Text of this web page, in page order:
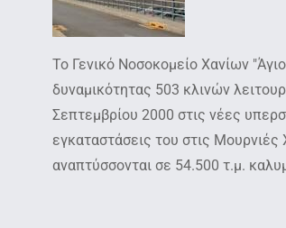
Το Γενικό Νοσοκομείο Χανίων
δυναμικότητας 503 κλινών
Σεπτεμβρίου 2000 στις νέες
εγκαταστάσεις του στις Μουρνιές
αναπτύσσονται σε 54.500 τ.μ.